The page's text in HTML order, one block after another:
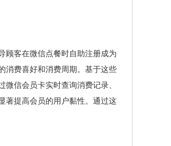
顾客在微信点餐时自助注册成为
消费喜好和消费周期。基于这些
信会员卡实时查询消费记录、
著提高会员的用户黏性。通过这